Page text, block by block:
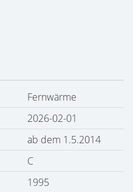
Fernwärme
2026-02-01
ab dem 1.5.2014
C
1995